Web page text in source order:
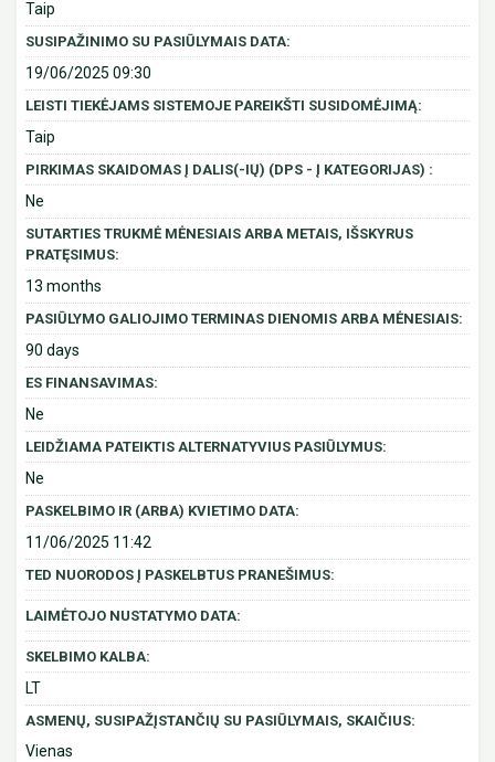
Taip
SUSIPAŽINIMO SU PASIŪLYMAIS DATA:
19/06/2025 09:30
LEISTI TIEKĖJAMS SISTEMOJE PAREIKŠTI SUSIDOMĖJIMĄ:
Taip
PIRKIMAS SKAIDOMAS Į DALIS(-IŲ) (DPS - Į KATEGORIJAS) :
Ne
SUTARTIES TRUKMĖ MĖNESIAIS ARBA METAIS, IŠSKYRUS
PRATĘSIMUS:
13 months
PASIŪLYMO GALIOJIMO TERMINAS DIENOMIS ARBA MĖNESIAIS:
90 days
ES FINANSAVIMAS:
Ne
LEIDŽIAMA PATEIKTIS ALTERNATYVIUS PASIŪLYMUS:
Ne
PASKELBIMO IR (ARBA) KVIETIMO DATA:
11/06/2025 11:42
TED NUORODOS Į PASKELBTUS PRANEŠIMUS:
LAIMĖTOJO NUSTATYMO DATA:
SKELBIMO KALBA:
LT
ASMENŲ, SUSIPAŽĮSTANČIŲ SU PASIŪLYMAIS, SKAIČIUS:
Vienas